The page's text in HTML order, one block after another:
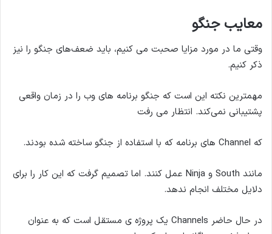
معایب جنگو
وقتی ما در مورد مزایا صحبت می کنیم، باید ضعف‌های جنگو را نیز
ذکر کنیم.
مهمترین نکته این است که جنگو برنامه های وب را در زمان واقعی
پشتیبانی نمی‌کند. انتظار می رفت
که Channel های برنامه که با استفاده از جنگو ساخته شده بودند.
مانند South و Ninja عمل کنند. اما تصمیم گرفت که این کار را برای
دلایل مختلف انجام ندهد.
در حال حاضر Channels یک پروژه ی مستقل است که به عنوان